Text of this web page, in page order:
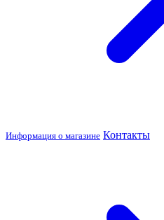
Информация о магазине Контакты